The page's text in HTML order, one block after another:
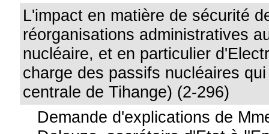
L'impact en matière de sécurité
réorganisations administratives
nucléaire, et en particulier
charge des passifs nucléaires
centrale de Tihange) (2-296)
Demande d'explications de